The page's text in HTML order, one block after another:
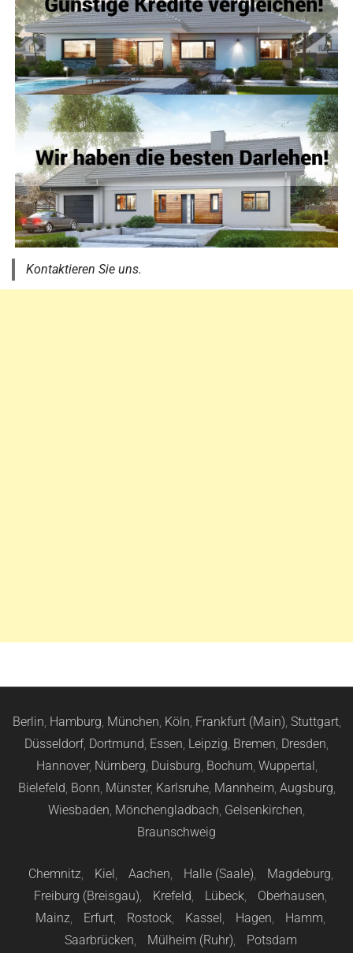
Kontaktieren Sie uns.
Berlin, Hamburg, München, Köln, Frankfurt (Main), Stuttgart,
Düsseldorf, Dortmund, Essen, Leipzig, Bremen, Dresden,
Hannover, Nürnberg, Duisburg, Bochum, Wuppertal,
Bielefeld, Bonn, Münster, Karlsruhe, Mannheim, Augsburg,
Wiesbaden, Mönchengladbach, Gelsenkirchen,
Braunschweig
Chemnitz, Kiel, Aachen, Halle (Saale), Magdeburg,
Freiburg (Breisgau), Krefeld, Lübeck, Oberhausen,
Mainz, Erfurt, Rostock, Kassel, Hagen, Hamm,
Saarbrücken, Mülheim (Ruhr), Potsdam